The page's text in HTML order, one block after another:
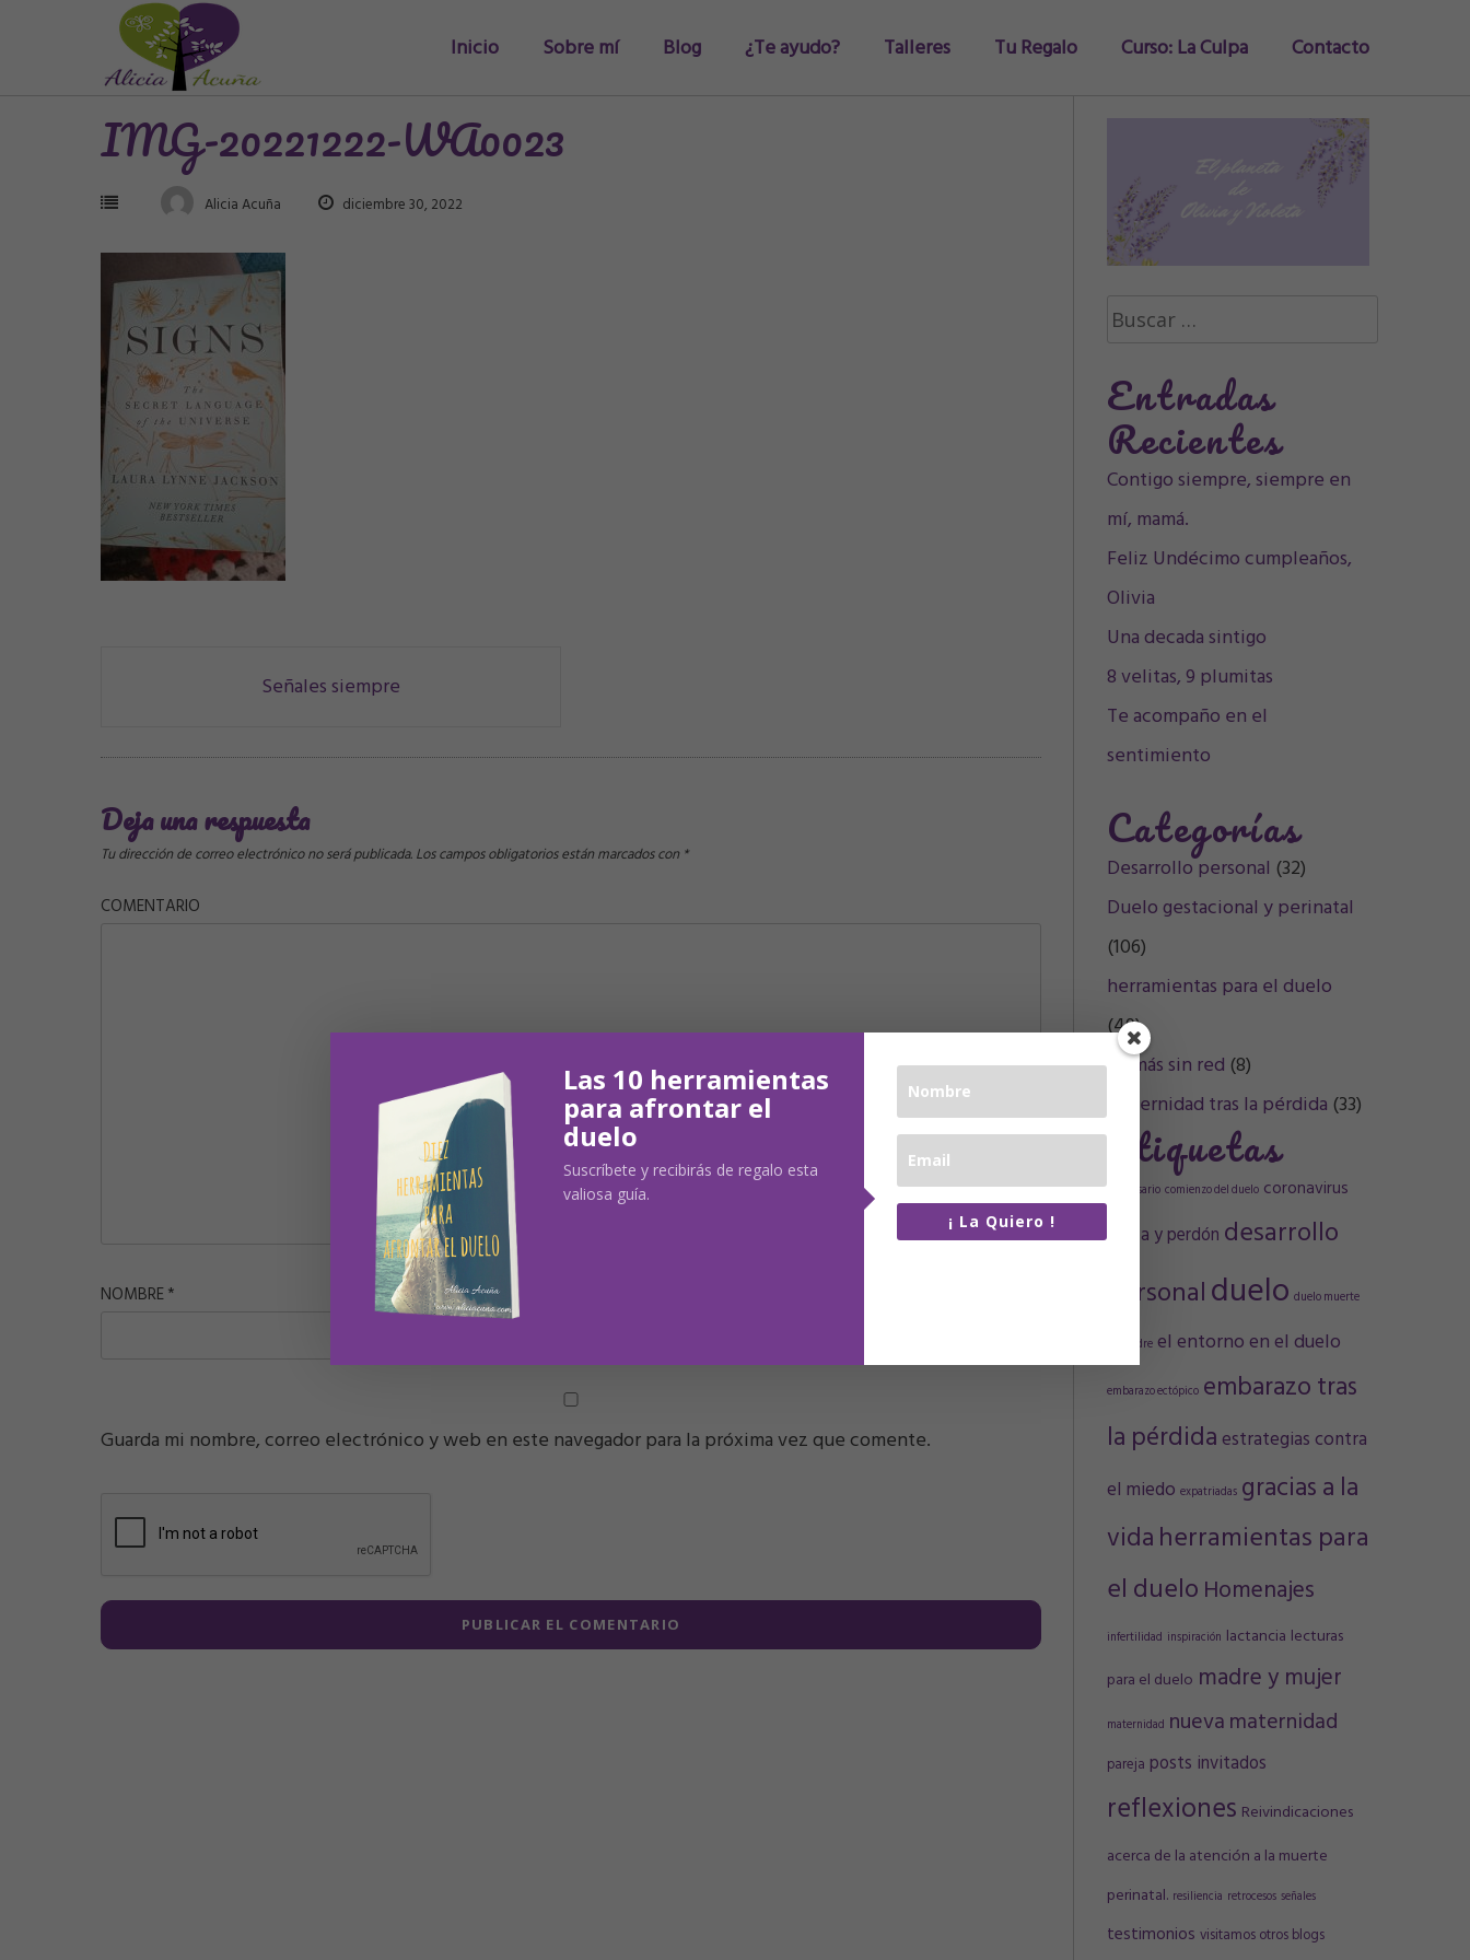
Inicio Sobre mí Blog ¿Te ayudo? Talleres Tu Regalo Curso: La Culpa Contacto
IMG-20221222-WA0023
Alicia Acuña diciembre 30, 2022
Navegación
correos
Señales siempre
Deja una respuesta
Tu dirección de correo electrónico no será publicada.Los campos obligatorios están marcados con *
COMENTARIO
NOMBRE* CORREO ELECTRÓNICO
Guarda mi nombre, correo electrónico y web en este navegador para la próxima vez que comente.
Buscar:
Entradas
Recientes
Contigo siempre, siempre en
mí, mamá.
Feliz Undécimo cumpleaños,
Olivia
Una decada sintigo
8 velitas, 9 plumitas
Te acompaño en el
sentimiento
Categorías
Desarrollo personal (32)
Duelo gestacional y perinatal
(106)
herramientas para el duelo
(49)
Mamás sin red (8)
Maternidad tras la pérdida (33)
Etiquetas
aniversario comienzo del duelo coronavirus
Culpa y perdón desarrollo
personalduelo duelo muerte
de madre el entorno en el duelo
embarazo ectópico embarazo tras
la pérdida estrategias contra
el miedo expatriadas gracias a la
vidaherramientas para
el duelo Homenajes
infertilidad inspiración lactancia lecturas
para el duelo madre y mujer
maternidad nueva maternidad
pareja posts invitados
reflexiones Reivindicaciones
acerca de la atención a la muerte
perinatal. resiliencia retrocesos señales
testimonios visitamos otros blogs
Las 10 herramientas
para afrontar el
duelo
Suscríbete y recibirás de regalo esta
valiosa guía.
¡ La Quiero !